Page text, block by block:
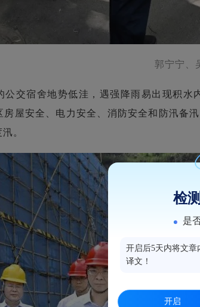
郭宁宁、
公交宿舍地势低洼，遇强降雨易出现积
屋安全、电力安全、消防安全和防汛备
。
检
是
开启后5天内将文
译文！
开启